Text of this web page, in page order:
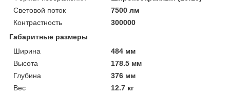
Световой поток
7500 лм
Контрастность
300000
Габаритные размеры
Ширина
484 мм
Высота
178.5 мм
Глубина
376 мм
Вес
12.7 кг